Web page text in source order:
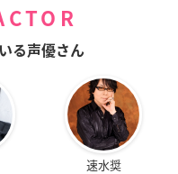
る声優さん
速水奨